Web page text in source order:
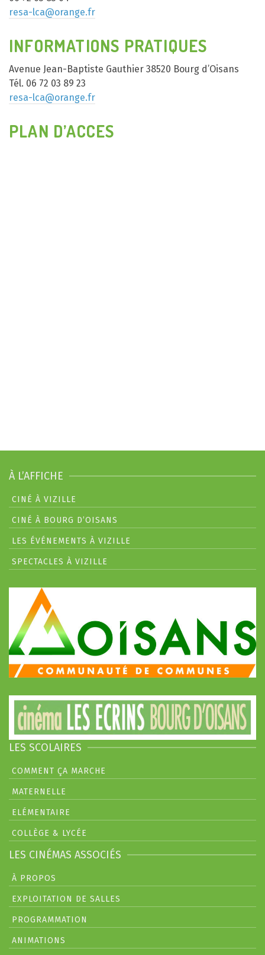
resa-lca@orange.fr
INFORMATIONS PRATIQUES
Avenue Jean-Baptiste Gauthier 38520 Bourg d’Oisans
Tél. 06 72 03 89 23
resa-lca@orange.fr
PLAN D’ACCES
À L’AFFICHE
CINÉ À VIZILLE
CINÉ À BOURG D’OISANS
LES ÉVÉNEMENTS À VIZILLE
SPECTACLES À VIZILLE
LES SCOLAIRES
COMMENT ÇA MARCHE
MATERNELLE
ELÉMENTAIRE
COLLÈGE & LYCÉE
LES CINÉMAS ASSOCIÉS
À PROPOS
EXPLOITATION DE SALLES
PROGRAMMATION
ANIMATIONS